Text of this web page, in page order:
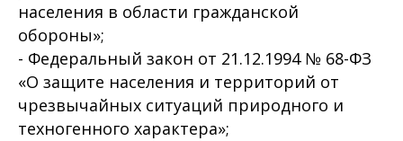
населения в области гражданской
обороны»;
- Федеральный закон от 21.12.1994 № 68-ФЗ
«О защите населения и территорий от
чрезвычайных ситуаций природного и
техногенного характера»;